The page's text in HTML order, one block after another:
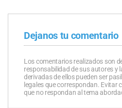
Dejanos tu comentario
Los comentarios realizados son
responsabilidad de sus autores y
derivadas de ellos pueden ser
legales que correspondan. Evitar
que no respondan al tema